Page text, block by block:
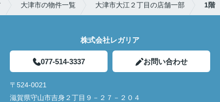
大津市の物件一覧 大津市大江２丁目の店舗一部 1階
株式会社レガリア
077-514-3337 お問い合わせ
〒524-0021
滋賀県守山市吉身２丁目９－２７－２０４